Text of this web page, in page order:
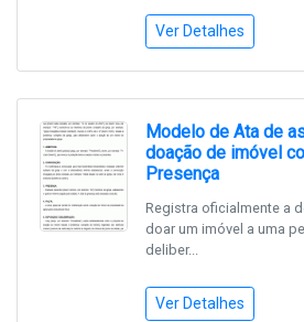
Ver Detalhes
Modelo de Ata de
doação de imóvel
Presença
Registra oficialmente a
doar um imóvel a uma
deliber...
Ver Detalhes